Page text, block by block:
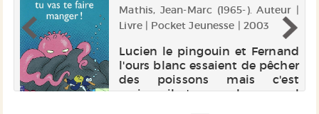
Mathis, Jean-Marc (1965-). Auteur |
Livre | Pocket Jeunesse | 2003
Lucien le pingouin et Fernand
l'ours blanc essaient de pêcher
des poissons mais c'est
curieux, il n'y en a plus un seul